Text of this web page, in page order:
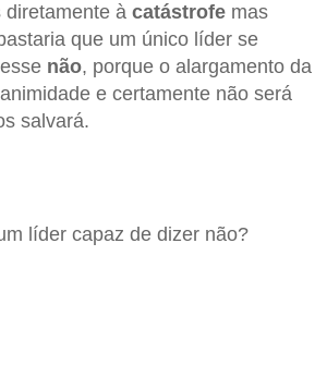
diretamente à catástrofe mas
que um único líder se
não, porque o alargamento da
e certamente não será
salvará.
líder capaz de dizer não?